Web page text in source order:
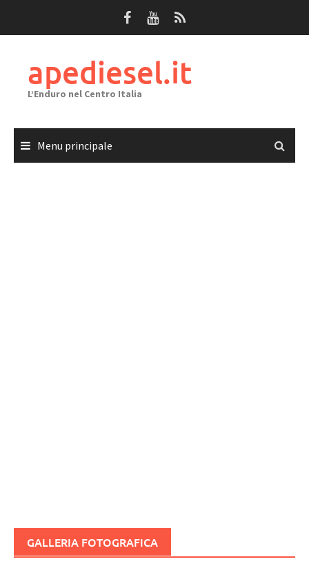
apediesel.it
L’Enduro nel Centro Italia
Menu principale
GALLERIA FOTOGRAFICA